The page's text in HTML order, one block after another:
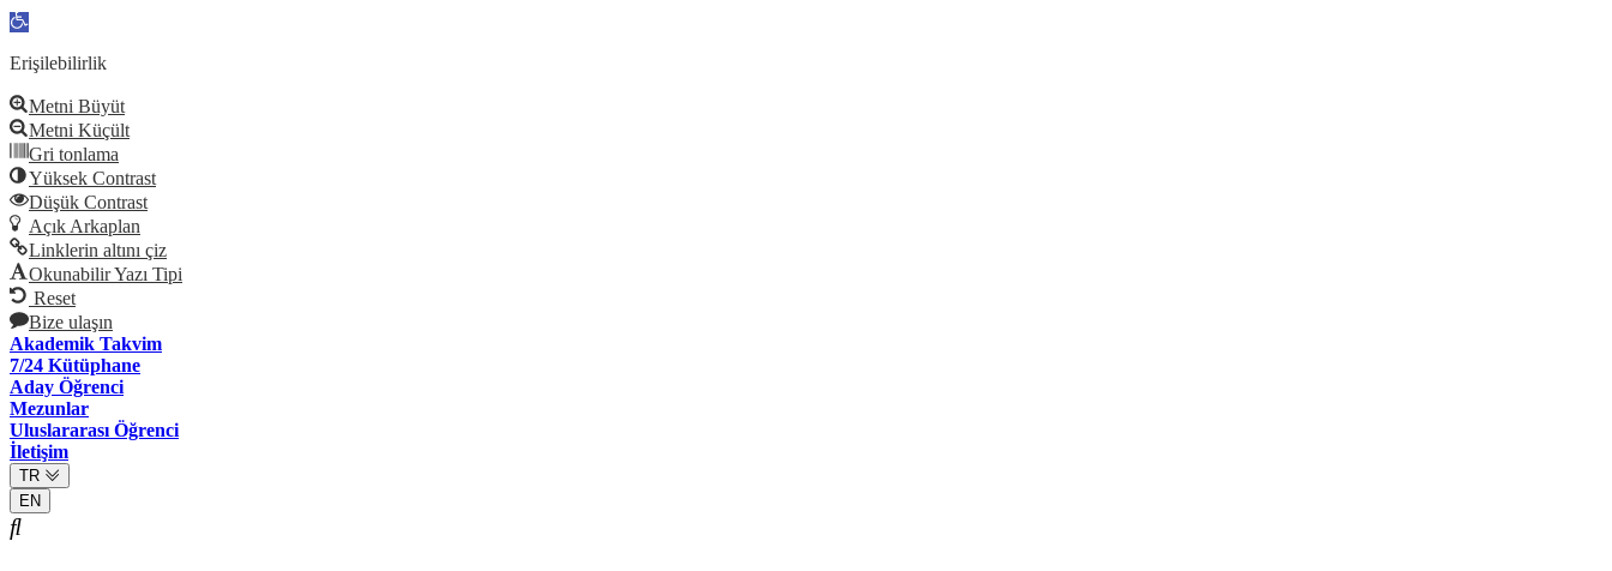
Open
Erişilebilirlik
Metni Büyüt
Metni Küçült
Gri tonlama
Yüksek Contrast
Düşük Contrast
Açık Arkaplan
Linklerin altını çiz
Okunabilir Yazı Tipi
Reset
Bize ulaşın
Akademik Takvim
7/24 Kütüphane
Aday Öğrenci
Mezunlar
Uluslararası Öğrenci
İletişim
TR
EN